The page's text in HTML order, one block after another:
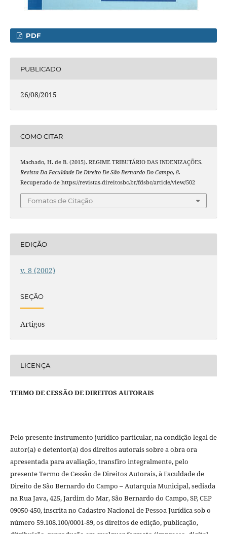
PDF
PUBLICADO
26/08/2015
COMO CITAR
Machado, H. de B. (2015). REGIME TRIBUTÁRIO DAS INDENIZAÇÕES.
Revista Da Faculdade De Direito De São Bernardo Do Campo, 8.
Recuperado de https://revistas.direitosbc.br/fdsbc/article/view/502
Fomatos de Citação
EDIÇÃO
v. 8 (2002)
SEÇÃO
Artigos
LICENÇA
TERMO DE CESSÃO DE DIREITOS AUTORAIS
Pelo presente instrumento jurídico particular, na condição legal de
autor(a) e detentor(a) dos direitos autorais sobre a obra ora
apresentada para avaliação, transfiro integralmente, pelo
presente Termo de Cessão de Direitos Autorais, à Faculdade de
Direito de São Bernardo do Campo – Autarquia Municipal, sediada
na Rua Java, 425, Jardim do Mar, São Bernardo do Campo, SP, CEP
09050-450, inscrita no Cadastro Nacional de Pessoa Jurídica sob o
número 59.108.100/0001-89, os direitos de edição, publicação,